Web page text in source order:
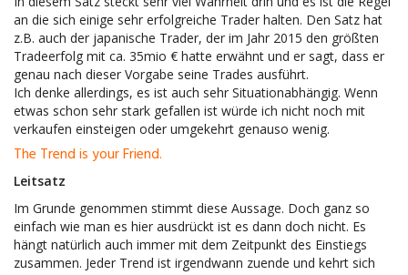
an die sich einige sehr erfolgreiche Trader halten. Den Satz hat
z.B. auch der japanische Trader, der im Jahr 2015 den größten
Tradeerfolg mit ca. 35mio € hatte erwähnt und er sagt, dass er
genau nach dieser Vorgabe seine Trades ausführt.
Ich denke allerdings, es ist auch sehr Situationabhängig. Wenn
etwas schon sehr stark gefallen ist würde ich nicht noch mit
verkaufen einsteigen oder umgekehrt genauso wenig.
The Trend is your Friend.
Leitsatz
Im Grunde genommen stimmt diese Aussage. Doch ganz so
einfach wie man es hier ausdrückt ist es dann doch nicht. Es
hängt natürlich auch immer mit dem Zeitpunkt des Einstiegs
zusammen. Jeder Trend ist irgendwann zuende und kehrt sich